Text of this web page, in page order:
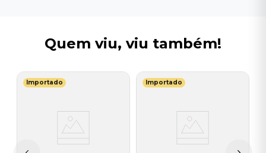
Quem viu, viu também!
Importado Importado